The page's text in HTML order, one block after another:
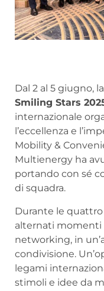
Dal 2 al 5 giugno,
Smiling Stars
internazionale
l’eccellenza e
Mobility &
Multienergy ha
portando con sé
di squadra.
Durante le quattro
alternati momenti
networking, in
condivisione.
legami
stimoli e idee da